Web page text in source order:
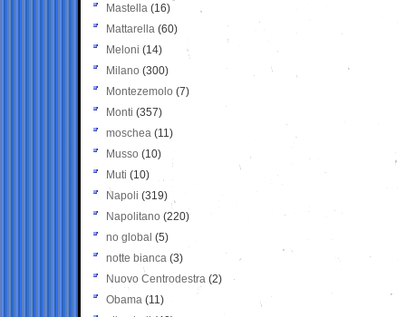
Mastella (16)
Mattarella (60)
Meloni (14)
Milano (300)
Montezemolo (7)
Monti (357)
moschea (11)
Musso (10)
Muti (10)
Napoli (319)
Napolitano (220)
no global (5)
notte bianca (3)
Nuovo Centrodestra (2)
Obama (11)